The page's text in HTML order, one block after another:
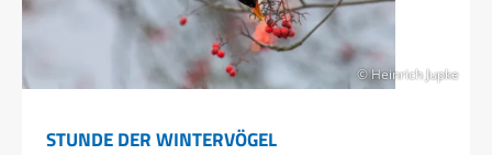
© Heinrich Jupke
STUNDE DER WINTERVÖGEL